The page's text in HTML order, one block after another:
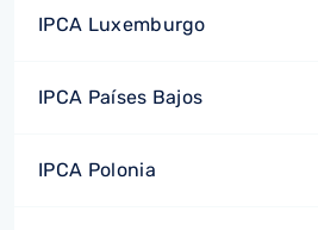
IPCA Luxemburgo
IPCA Países Bajos
IPCA Polonia